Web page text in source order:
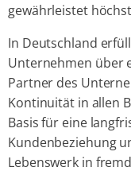
gewährleistet
In Deutschland
Unternehmen über
Partner des
Kontinuität in allen
Basis für eine
Kundenbeziehung
Lebenswerk in